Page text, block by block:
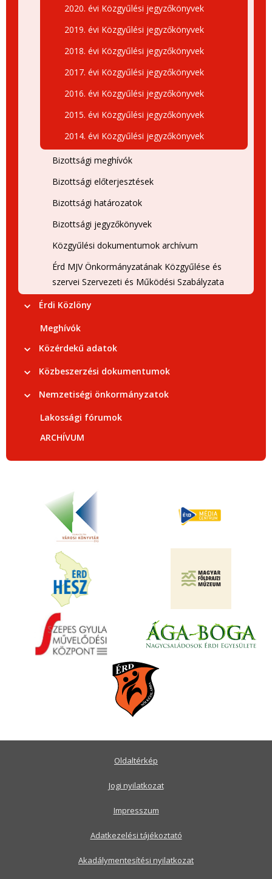
2020. évi Közgyűlési jegyzőkönyvek
2019. évi Közgyűlési jegyzőkönyvek
2018. évi Közgyűlési jegyzőkönyvek
2017. évi Közgyűlési jegyzőkönyvek
2016. évi Közgyűlési jegyzőkönyvek
2015. évi Közgyűlési jegyzőkönyvek
2014. évi Közgyűlési jegyzőkönyvek
Bizottsági meghívók
Bizottsági előterjesztések
Bizottsági határozatok
Bizottsági jegyzőkönyvek
Közgyűlési dokumentumok archívum
Érd MJV Önkormányzatának Közgyűlése és
szervei Szervezeti és Működési Szabályzata
Érdi Közlöny
Meghívók
Közérdekű adatok
Közbeszerzési dokumentumok
Nemzetiségi önkormányzatok
Lakossági fórumok
ARCHÍVUM
Oldaltérkép
Jogi nyilatkozat
Impresszum
Adatkezelési tájékoztató
Akadálymentesítési nyilatkozat